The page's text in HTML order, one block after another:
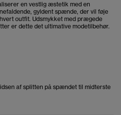
en vestlig æstetik med en
gyldent spænde, der vil føje
outfit. Udsmykket med prægede
er dette det ultimative modetilbehør.
af splitten på spændet til midterste